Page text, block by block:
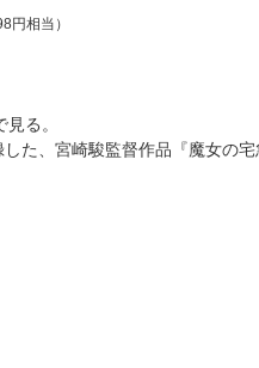
合せ
円相当）
る。
た、宮崎駿監督作品『魔女の